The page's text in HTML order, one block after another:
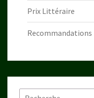
Prix Littéraire
Recommandations
Rechercher :